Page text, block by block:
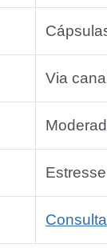
Via